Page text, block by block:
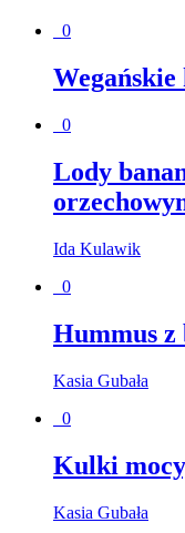
0
0
Lody
Ida Kulawik
0
Hummus z
Kasia Gubała
0
Kulki
Kasia Gubała